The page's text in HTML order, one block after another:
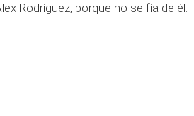
Rodríguez, porque no se fía de él.